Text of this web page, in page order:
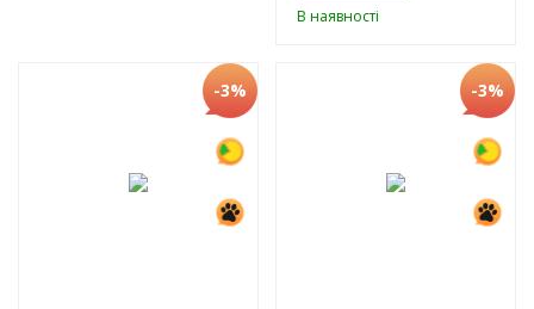
В наявності
-3% -3%